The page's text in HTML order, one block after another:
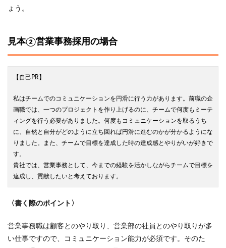
ょう。
見本②営業事務採用の場合
【自己PR】
私はチームでのコミュニケーションを円滑に行う力があります。前職の企
画職では、一つのプロジェクトを作り上げるのに、チームで何度もミーテ
ィングを行う必要がありました。何度もコミュニケーションを取るうち
に、自然と自分がどのように立ち回れば円滑に進むのかが分かるようにな
りました。また、チームで目標を達成した時の達成感とやりがいが好きで
す。
貴社では、営業事務として、今までの経験を活かしながらチームで目標を
達成し、貢献したいと考えております。
〈書く際のポイント〉
営業事務職は顧客とのやり取り、営業部の社員とのやり取りが多
い仕事ですので、コミュニケーション能力が必須です。そのた